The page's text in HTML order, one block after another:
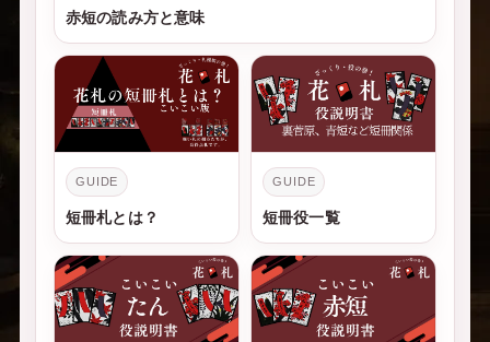
赤短の読み方と意味
GUIDE
短冊札とは？
GUIDE
短冊役一覧